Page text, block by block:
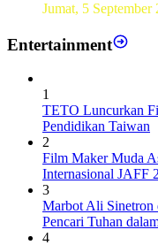
Jumat, 5 September
Entertainment
1
TETO Luncurkan
Pendidikan Taiwan
2
Film Maker Muda
Internasional JAFF
3
Marbot Ali Sinetron
Pencari Tuhan
4